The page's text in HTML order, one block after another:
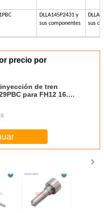
DLLA145P2431 y
sus componentes
sus
precio por
de tren
para FH12 16.1L